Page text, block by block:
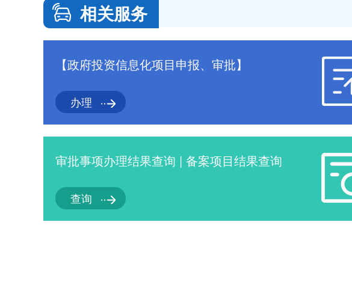
相关服务
【政府投资信息化项目申报、审批】
办理
审批事项办理结果查询 | 备案项目结果查询
查询